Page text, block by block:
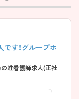
です！グループホ
准看護師求人(正社